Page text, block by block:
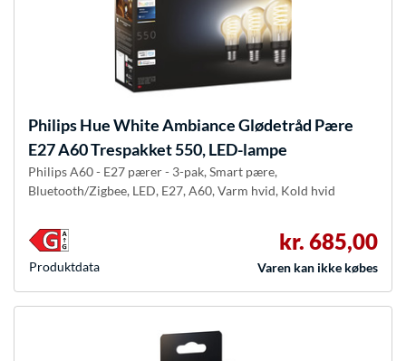
Philips HueWhite Ambiance Glødetråd Pære
E27 A60 Trespakket 550, LED-lampe
Philips A60 - E27 pærer - 3-pak, Smart pære,
Bluetooth/Zigbee, LED, E27, A60, Varm hvid, Kold hvid
kr. 685,00
Varen kan ikke købes
Produkt­data